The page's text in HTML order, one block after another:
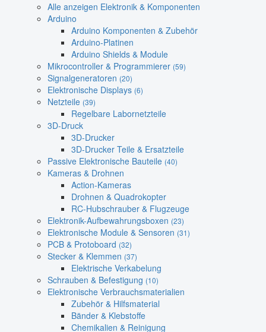
Alle anzeigen Elektronik & Komponenten
Arduino
Arduino Komponenten & Zubehör
Arduino-Platinen
Arduino Shields & Module
Mikrocontroller & Programmierer (59)
Signalgeneratoren (20)
Elektronische Displays (6)
Netzteile (39)
Regelbare Labornetzteile
3D-Druck
3D-Drucker
3D-Drucker Teile & Ersatzteile
Passive Elektronische Bauteile (40)
Kameras & Drohnen
Action-Kameras
Drohnen & Quadrokopter
RC-Hubschrauber & Flugzeuge
Elektronik-Aufbewahrungsboxen (23)
Elektronische Module & Sensoren (31)
PCB & Protoboard (32)
Stecker & Klemmen (37)
Elektrische Verkabelung
Schrauben & Befestigung (10)
Elektronische Verbrauchsmaterialien
Zubehör & Hilfsmaterial
Bänder & Klebstoffe
Chemikalien & Reinigung